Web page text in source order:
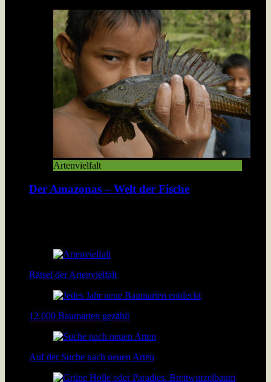
Artenvielfalt
Der Amazonas – Welt der Fische
Rätsel der Artenvielfalt
12.000 Baumarten gezählt
Auf der Suche nach neuen Arten